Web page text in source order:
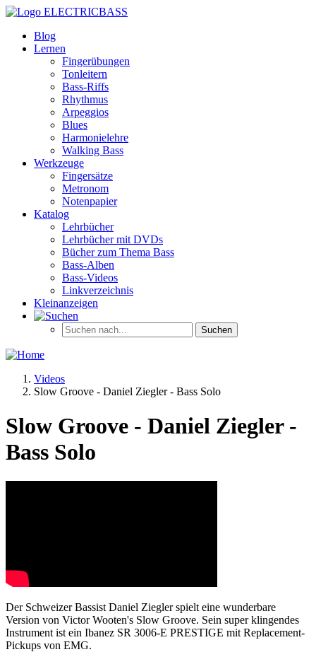
ELECTRICBASS
Blog
Lernen
Fingerübungen
Tonleitern
Bass-Riffs
Rhythmus
Arpeggios
Blues
Harmonielehre
Walking Bass
Werkzeuge
Fingersätze
Metronom
Notenpapier
Katalog
Lehrbücher
Lehrbücher mit DVDs
Bücher zum Thema Bass
Bass-Alben
Bass-Videos
Linkverzeichnis
Kleinanzeigen
Videos
Slow Groove - Daniel Ziegler - Bass Solo
Slow Groove - Daniel Ziegler -
Bass Solo
Der Schweizer Bassist Daniel Ziegler spielt eine wunderbare
Version von Victor Wooten's Slow Groove. Sein super klingendes
Instrument ist ein Ibanez SR 3006-E PRESTIGE mit Replacement-
Pickups von EMG.